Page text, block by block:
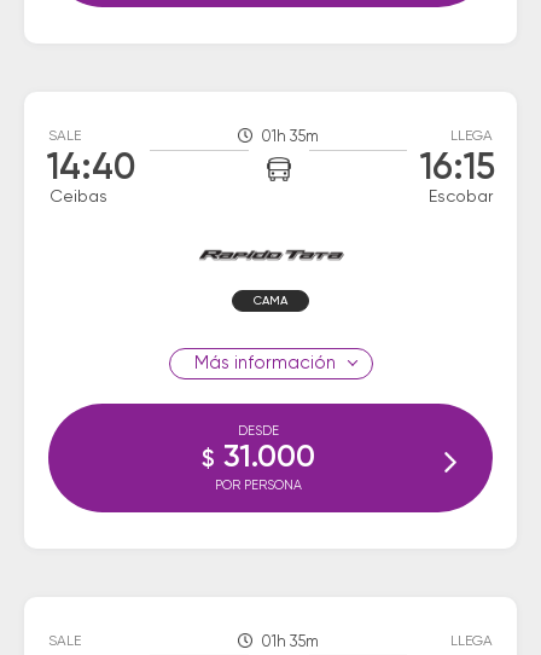
SALE
14:40
Ceibas
01h 35m LLEGA
16:15
Escobar
CAMA
información
DESDE
$ 31.000
POR PERSONA
SALE 01h 35m LLEGA